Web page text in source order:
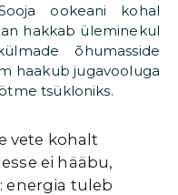
ookeani kohal
hakkab üleminekul
õhumasside
haakub jugavooluga
tsükloniks.
vete kohalt
ei hääbu,
energia tuleb